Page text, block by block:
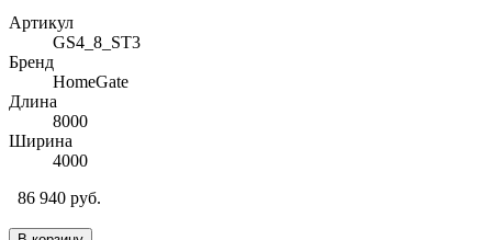
Артикул
GS4_8_ST3
Бренд
HomeGate
Длина
8000
Ширина
4000
86 940 руб.